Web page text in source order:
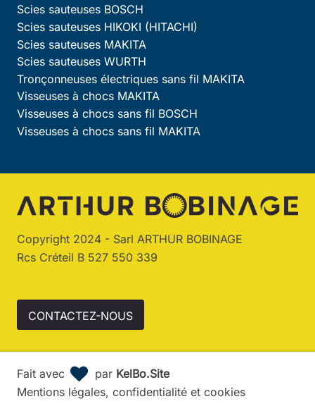
Scies sauteuses BOSCH
Scies sauteuses HIKOKI (HITACHI)
Scies sauteuses MAKITA
Scies sauteuses WURTH
Tronçonneuses électriques sans fil MAKITA
Visseuses à chocs MAKITA
Visseuses à chocs sans fil BOSCH
Visseuses à chocs sans fil MAKITA
Copyright 2024 - Sarl ARTHUR BOBINAGE
Rcs Créteil B 527 550 339
CONTACTEZ-NOUS
Fait avec par KelBo.Site
Mentions légales, confidentialité et cookies